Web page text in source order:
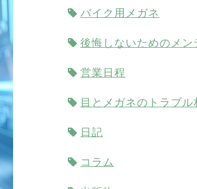
バイク用メガネ
後悔しないためのメ
営業日程
目とメガネのトラブ
日記
コラム